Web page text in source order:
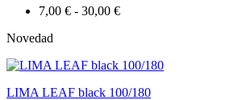
7,00 € - 30,00 €
Novedad
LIMA LEAF black 100/180